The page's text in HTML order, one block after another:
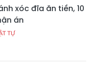
xóc đĩa ăn tiền, 10
án
TỰ